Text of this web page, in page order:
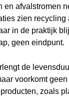
en afvalstromen
zien recycling
in de praktijk
geen eindpunt.
de
voorkomt geen
zoals